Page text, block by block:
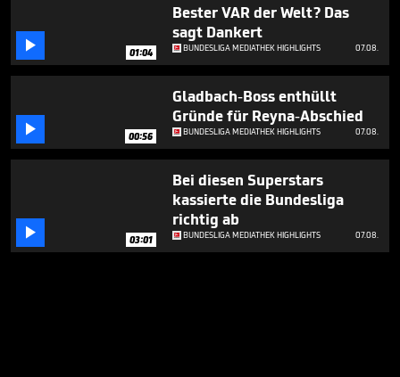
 01:04
Bester VAR der Welt? Das
sagt Dankert
BUNDESLIGA MEDIATHEK HIGHLIGHTS 07.08.
 00:56
Gladbach-Boss enthüllt
Gründe für Reyna-Abschied
BUNDESLIGA MEDIATHEK HIGHLIGHTS 07.08.
 03:01
Bei diesen Superstars
kassierte die Bundesliga
richtig ab
BUNDESLIGA MEDIATHEK HIGHLIGHTS 07.08.